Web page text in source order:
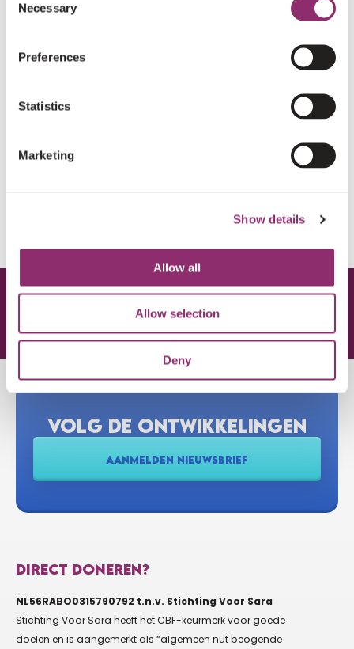
Selection
Necessary
Preferences
Statistics
Marketing
Show details
Allow all
Allow selection
Deny
STELLA STOKMAN€25/€100
VOLG DE ONTWIKKELINGEN
AANMELDEN NIEUWSBRIEF
DIRECT DONEREN?
NL56RABO0315790792 t.n.v. Stichting Voor Sara
Stichting Voor Sara heeft het CBF-keurmerk voor goede
doelen en is aangemerkt als “algemeen nut beogende